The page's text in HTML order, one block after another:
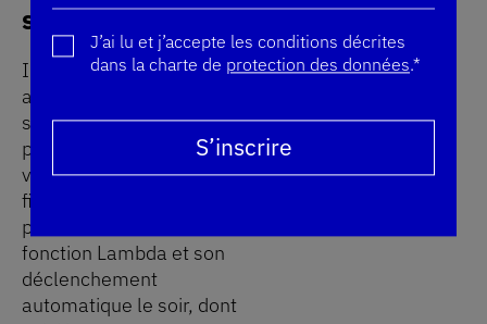
serverless
Illustrons le déploiement
avec le framework
serverless. Nous devons
pour cela déclarer ce qu’on
veut déployer dans un
fichier serverless.yml qui
permet de définir notre
fonction Lambda et son
déclenchement
automatique le soir, dont
J’ai lu et j’accepte les conditions décrites
dans la charte de protection des données.*
S’inscrire